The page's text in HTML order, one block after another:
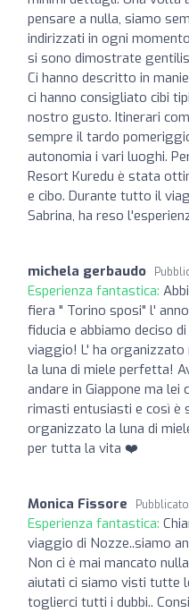
pensare a nulla, siamo
indirizzati in ogni
si sono dimostrate
Ci hanno descritto in
ci hanno consigliato cibi
nostro gusto. Itinerari
sempre il tardo
autonomia i vari luoghi.
Resort Kuredu è stata
e cibo. Durante tutto il
Sabrina, ha reso
michela gerbaudo
Esperienza fantastica:
fiera " Torino sposi" l'
fiducia e abbiamo deciso
viaggio! L' ha
la luna di miele perfetta!
andare in Giappone ma
rimasti entusiasti e così è
organizzato la luna di
per tutta la vita ❤️
Monica Fissore
Esperienza fantastica:
viaggio di Nozze..siamo
Non ci è mai mancato
aiutati ci siamo visti tutte
toglierci tutti i dubbi..